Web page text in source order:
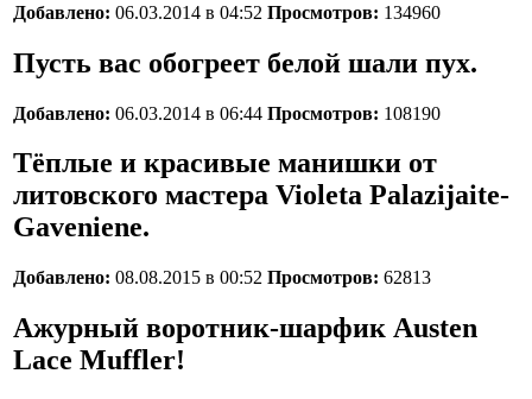
Добавлено: 06.03.2014 в 04:52 Просмотров: 134960
Пусть вас обогреет белой шали пух.
Добавлено: 06.03.2014 в 06:44 Просмотров: 108190
Тёплые и красивые манишки от
литовского мастера Violeta Palazijaite-
Gaveniene.
Добавлено: 08.08.2015 в 00:52 Просмотров: 62813
Ажурный воротник-шарфик Austen
Lace Muffler!